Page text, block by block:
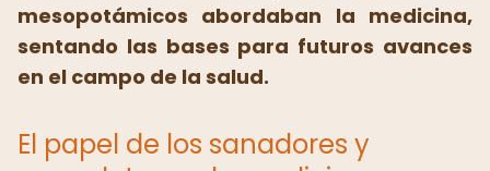
mesopotámicos abordaban la medicina,
sentando las bases para futuros avances
en el campo de la salud.
El papel de los sanadores y